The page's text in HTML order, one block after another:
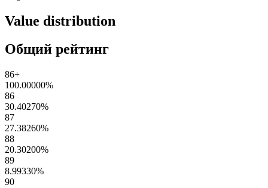
Value distribution
Общий рейтинг
86+
100.00000%
86
30.40270%
87
27.38260%
88
20.30200%
89
8.99330%
90